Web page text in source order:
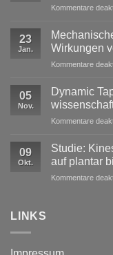
Kommentare
23
Jan.
Wirkungen
Kommentare
05
Nov.
Dynamic
Kommentare
09
Okt.
Studie:
auf plantar
Kommentare
LINKS